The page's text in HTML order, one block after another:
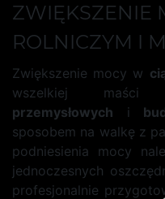
ZWIĘKSZENIE
ROLNICZYM I
Zwiększenie mocy w
wszelkiej
przemysłowych i
sposobem na walkę z
podniesienia mocy
jednoczesnych
profesjonalnie